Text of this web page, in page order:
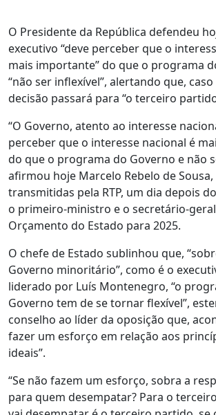
O Presidente da República defendeu
executivo “deve perceber que o
mais importante” do que o programa
“não ser inflexível”, alertando que,
decisão passará para “o terceiro
“O Governo, atento ao interesse
perceber que o interesse nacional é
do que o programa do Governo e não
afirmou hoje Marcelo Rebelo de
transmitidas pela RTP, um dia depois
o primeiro-ministro e o secretário-
Orçamento do Estado para 2025.
O chefe de Estado sublinhou que,
Governo minoritário”, como é o
liderado por Luís Montenegro, “o
Governo tem de se tornar flexível”,
conselho ao líder da oposição que,
fazer um esforço em relação aos
ideais”.
“Se não fazem um esforço, sobra a
para quem desempatar? Para o